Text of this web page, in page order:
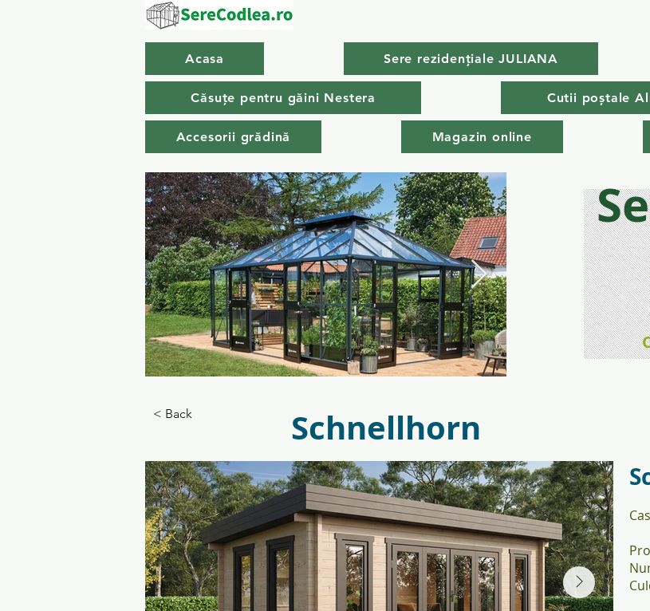
Acasa Sere rezidențiale JULIANA
Căsuțe pentru găini Nestera Cutii poștale
Accesorii grădină Magazin online
_KSM0228_Grand Oase 18,8_cmyk.jpg
< Back Schnellhorn